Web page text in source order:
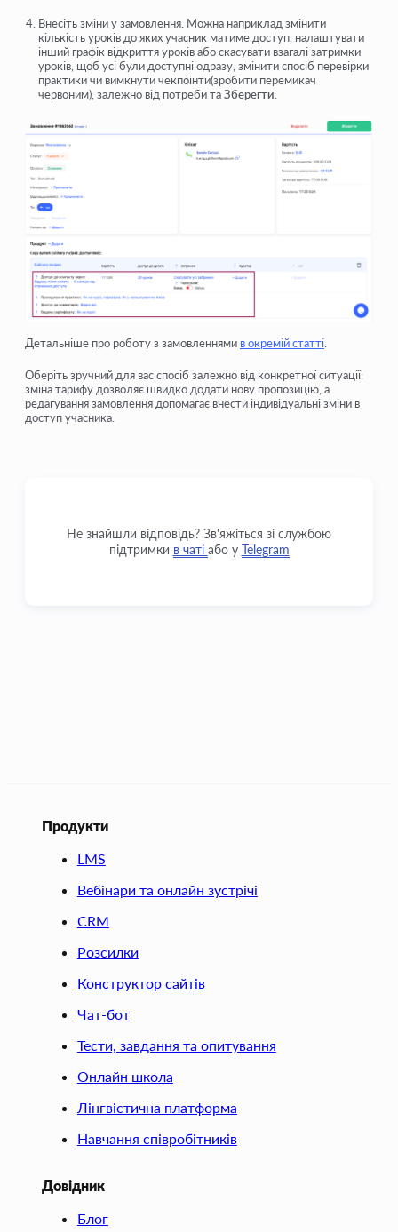
Внесіть зміни у замовлення. Можна наприклад змінити
кількість уроків до яких учасник матиме доступ, налаштувати
інший графік відкриття уроків або скасувати взагалі затримки
уроків, щоб усі були доступні одразу, змінити спосіб перевірки
практики чи вимкнути чекпоінти(зробити перемикач
червоним), залежно від потреби таЗберегти.
Детальніше про роботу з замовленнями в окремій статті.
Оберіть зручний для вас спосіб залежно від конкретної ситуації:
зміна тарифу дозволяє швидко додати нову пропозицію, а
редагування замовлення допомагає внести індивідуальні зміни в
доступ учасника.
Не знайшли відповідь? Зв'яжіться зі службою
підтримки в чаті або у Telegram
Продукти
LMS
Вебінари та онлайн зустрічі
CRM
Розсилки
Конструктор сайтів
Чат-бот
Тести, завдання та опитування
Онлайн школа
Лінгвістична платформа
Навчання співробітників
Довідник
Блог